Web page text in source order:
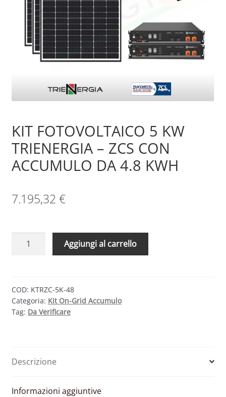
Produttori
Sample Page
KIT FOTOVOLTAICO 5 KW
TRIENERGIA – ZCS CON
ACCUMULO DA 4.8 KWH
7.195,32 €
FOTOVOLTAICO
TRIENERGIA
–
ZCS
4.8
quantità
Aggiungi al carrello
COD: KTRZC-5K-48
Categoria: Kit On-Grid Accumulo
Tag: Da Verificare
Descrizione
Informazioni aggiuntive